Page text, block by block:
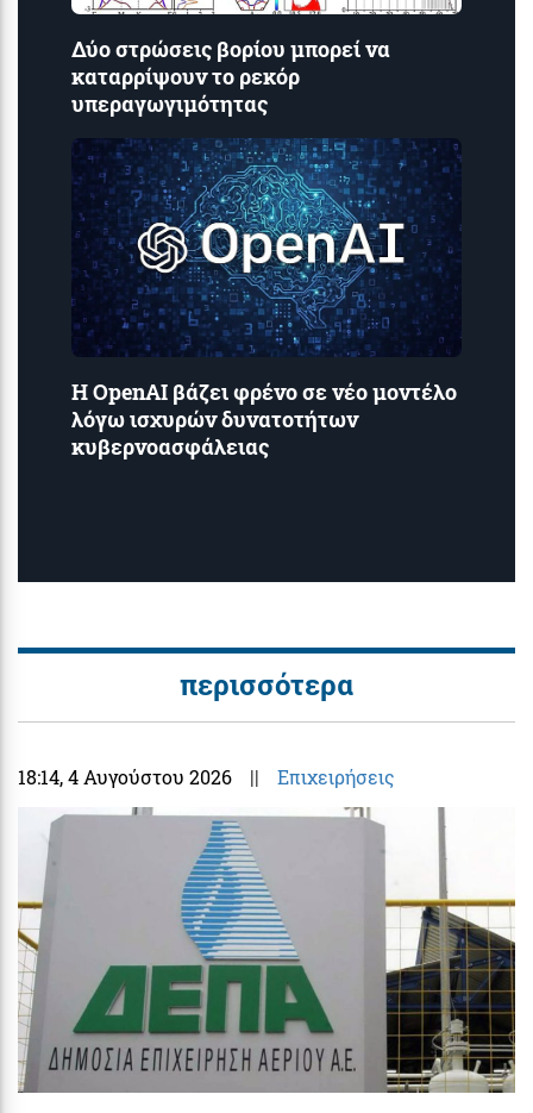
Δύο στρώσεις βορίου μπορεί να
καταρρίψουν το ρεκόρ
υπεραγωγιμότητας
Η OpenAI βάζει φρένο σε νέο μοντέλο
λόγω ισχυρών δυνατοτήτων
κυβερνοασφάλειας
περισσότερα
18:14, 4 Αυγούστου 2026 || Επιχειρήσεις